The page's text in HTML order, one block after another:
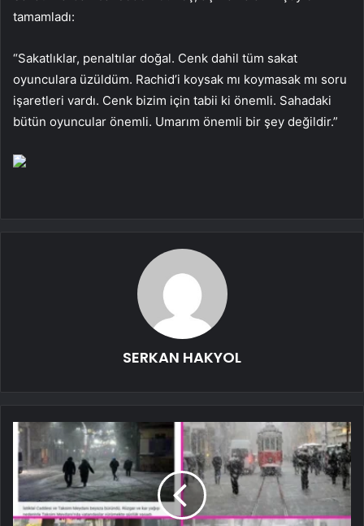
tamamladı:
“Sakatlıklar, penaltılar doğal. Cenk dahil tüm sakat
oyunculara üzüldüm. Rachid’i koysak mı koymasak mı soru
işaretleri vardı. Cenk bizim için tabii ki önemli. Sahadaki
bütün oyuncular önemli. Umarım önemli bir şey değildir.”
SERKAN HAKYOL